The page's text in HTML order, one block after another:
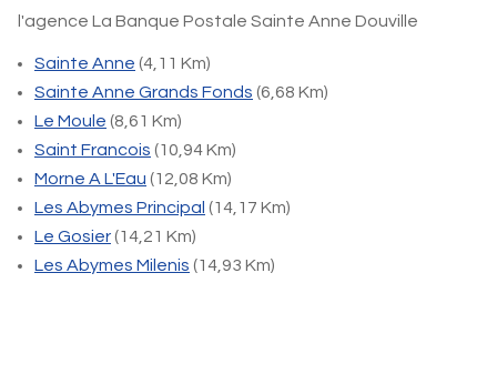
l'agence La Banque Postale Sainte Anne Douville
Sainte Anne (4,11 Km)
Sainte Anne Grands Fonds (6,68 Km)
Le Moule (8,61 Km)
Saint Francois (10,94 Km)
Morne A L'Eau (12,08 Km)
Les Abymes Principal (14,17 Km)
Le Gosier(14,21 Km)
Les Abymes Milenis (14,93 Km)